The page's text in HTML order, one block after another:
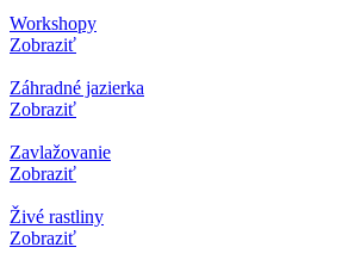
Workshopy
Zobraziť
Záhradné jazierka
Zobraziť
Zavlažovanie
Zobraziť
Živé rastliny
Zobraziť